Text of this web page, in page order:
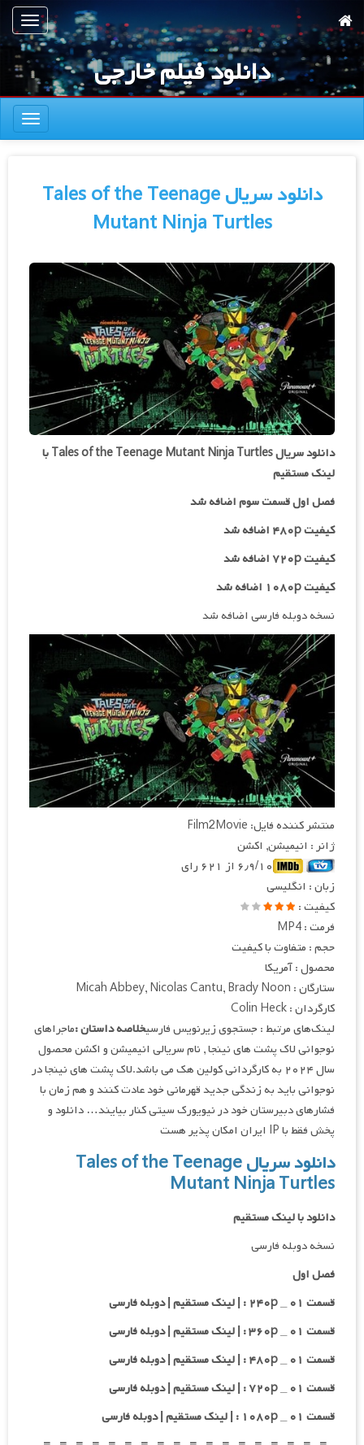
به
محتوای
اصلی
ناوبری
دانلود فیلم خارجی
ناوبری
دانلود سریال Tales of the Teenage
Mutant Ninja Turtles
دانلود سریال Tales of the Teenage Mutant Ninja Turtles با
لینک مستقیم
فصل اول قسمت سوم اضافه شد
کیفیت ۴۸۰p اضافه شد
کیفیت ۷۲۰p
اضافه شد
کیفیت ۱۰۸۰p اضافه شد
نسخه دوبله فارسی اضافه شد
منتشر کننده فایل: Film2Movie
ژانر : انیمیشن, اکشن
۶٫۹/۱۰ از ۶۲۱ رای
زبان : انگلیسی
کیفیت :
فرمت : MP4
حجم : متفاوت با کیفیت
محصول : آمریکا
ستارگان : Micah Abbey, Nicolas Cantu, Brady Noon
کارگردان : Colin Heck
لینک‌های مرتبط : جستجوی زیرنویس فارسیخلاصه داستان :ماجراهای
نوجوانی لاک پشت های نینجا , نام سریالی انیمیشن و اکشن محصول
سال ۲۰۲۴ به کارگردانی کولین هک می باشد.لاک پشت های نینجا در
نوجوانی باید به زندگی جدید قهرمانی خود عادت کنند و هم زمان با
فشارهای دبیرستان خود در نیویورک سیتی کنار بیایند… دانلود و
پخش فقط با IP ایران امکان پذیر هست
دانلود سریال Tales of the Teenage
Mutant Ninja Turtles
دانلود با لینک مستقیم
نسخه دوبله فارسی
فصل اول
قسمت ۰۱ _ ۲۴۰p : | لینک مستقیم | دوبله فارسی
قسمت ۰۱ _ ۳۶۰p : | لینک مستقیم | دوبله فارسی
قسمت ۰۱ _ ۴۸۰p : | لینک مستقیم | دوبله فارسی
قسمت ۰۱ _ ۷۲۰p : | لینک مستقیم | دوبله فارسی
قسمت ۰۱ _ ۱۰۸۰p : | لینک مستقیم | دوبله فارسی